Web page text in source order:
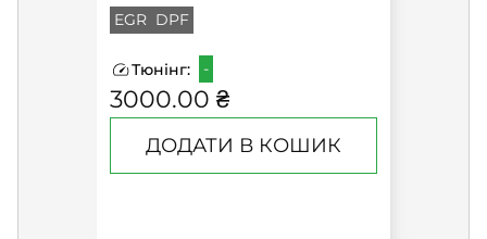
EGR DPF
Тюнінг: -
3000.00 ₴
ДОДАТИ В КОШИК